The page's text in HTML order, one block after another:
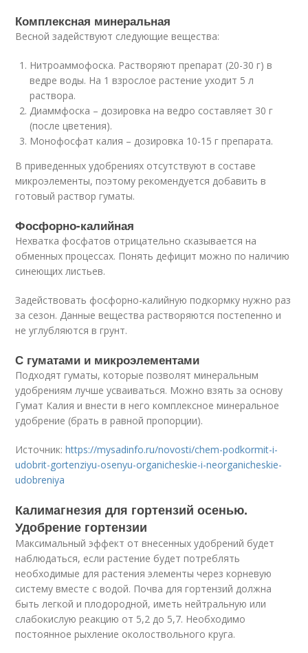
Комплексная минеральная
Весной задействуют следующие вещества:
Нитроаммофоска. Растворяют препарат (20-30 г) в
ведре воды. На 1 взрослое растение уходит 5 л
раствора.
Диаммфоска – дозировка на ведро составляет 30 г
(после цветения).
Монофосфат калия – дозировка 10-15 г препарата.
В приведенных удобрениях отсутствуют в составе
микроэлементы, поэтому рекомендуется добавить в
готовый раствор гуматы.
Фосфорно-калийная
Нехватка фосфатов отрицательно сказывается на
обменных процессах. Понять дефицит можно по наличию
синеющих листьев.
Задействовать фосфорно-калийную подкормку нужно раз
за сезон. Данные вещества растворяются постепенно и
не углубляются в грунт.
С гуматами и микроэлементами
Подходят гуматы, которые позволят минеральным
удобрениям лучше усваиваться. Можно взять за основу
Гумат Калия и внести в него комплексное минеральное
удобрение (брать в равной пропорции).
Источник:https://mysadinfo.ru/novosti/chem-podkormit-i-
udobrit-gortenziyu-osenyu-organicheskie-i-neorganicheskie-
udobreniya
Калимагнезия для гортензий осенью.
Удобрение гортензии
Максимальный эффект от внесенных удобрений будет
наблюдаться, если растение будет потреблять
необходимые для растения элементы через корневую
систему вместе с водой. Почва для гортензий должна
быть легкой и плодородной, иметь нейтральную или
слабокислую реакцию от 5,2 до 5,7. Необходимо
постоянное рыхление околоствольного круга.